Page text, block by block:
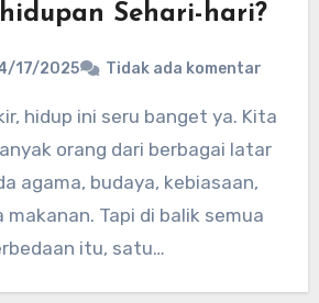
Sehari-hari?
17/2025 Tidak ada komentar
orang dari berbagai latar
agama, budaya, kebiasaan,
makanan. Tapi di balik semua
itu, satu…